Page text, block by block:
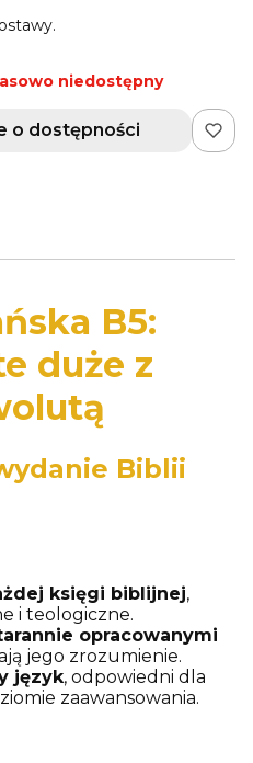
niedostępny
o dostępności
B5:
duże z
Biblii
księgi biblijnej,
i teologiczne.
opracowanymi
jego zrozumienie.
język, odpowiedni dla
zaawansowania.